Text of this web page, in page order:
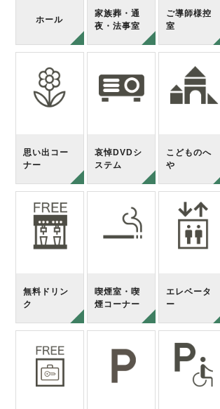
ホール
家族葬・通
夜・法事室
ご導師様控
室
思い出コー
ナー
哀悼DVDシ
ステム
こどものへ
や
無料ドリン
ク
喫煙室・喫
煙コーナー
エレベータ
ー